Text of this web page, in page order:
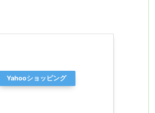
Yahooショッピング